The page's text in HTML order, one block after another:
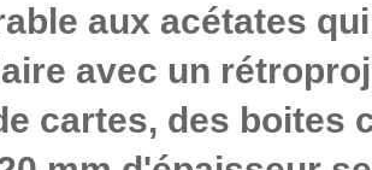
aux acétates
avec un
cartes, des boites